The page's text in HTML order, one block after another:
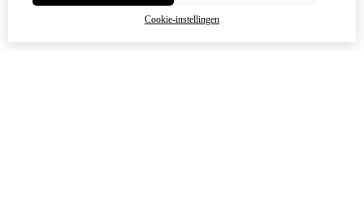
Cookie-instellingen